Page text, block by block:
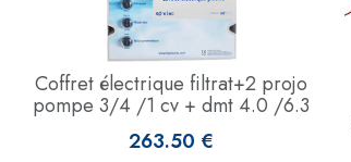
Coffret électrique filtrat+2 projo
pompe 3/4 /1 cv + dmt 4.0 /6.3
263.50 €